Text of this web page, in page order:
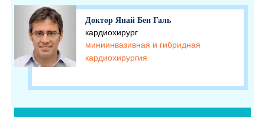
Доктор Янай Бен Галь
кардиохирург
миниинвазивная и гибридная
кардиохирургия